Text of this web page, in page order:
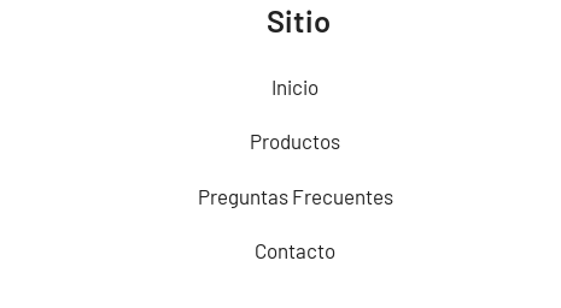
Sitio
Inicio
Productos
Preguntas Frecuentes
Contacto